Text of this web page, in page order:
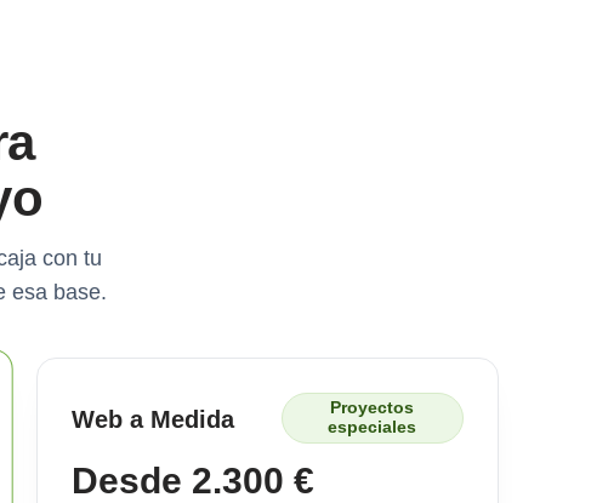
con tu
esa base.
Web a Medida
Proyectos
especiales
Desde 2.300 €